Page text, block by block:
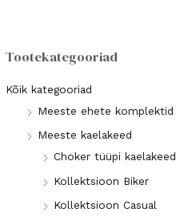
Tootekategooriad
Kõik kategooriad
Meeste ehete komplektid
Meeste kaelakeed
Choker tüüpi kaelakeed
Kollektsioon Biker
Kollektsioon Casual